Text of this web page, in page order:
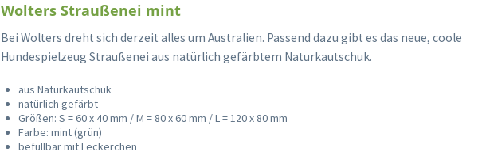
Wolters Straußenei mint
Bei Wolters dreht sich derzeit alles um Australien. Passend dazu gibt es das neue, coole
Hundespielzeug Straußenei aus natürlich gefärbtem Naturkautschuk.
aus Naturkautschuk
natürlich gefärbt
Größen: S = 60 x 40 mm / M = 80 x 60 mm / L = 120 x 80 mm
Farbe: mint (grün)
befüllbar mit Leckerchen